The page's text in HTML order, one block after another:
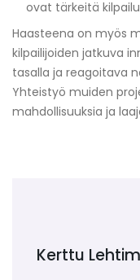
ovat tärkeitä
Haasteena on myös
kilpailijoiden jatkuva
tasalla ja reagoitava
Yhteistyö muiden
mahdollisuuksia ja
Kerttu